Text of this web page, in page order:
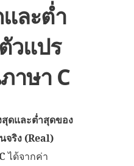
ละต่ำ
วแปร
าษา C
สุดและต่ำสุดของ
จริง (Real)
ได้จากค่า